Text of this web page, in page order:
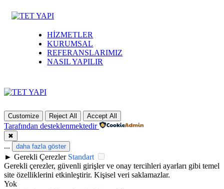
HİZMETLER
KURUMSAL
REFERANSLARIMIZ
NASIL YAPILIR
Customize Reject All Accept All
Tarafından desteklenmektedir
✖
... daha fazla göster
► Gerekli Çerezler Standart
Gerekli çerezler, güvenli girişler ve onay tercihleri ayarları gibi temel
site özelliklerini etkinleştirir. Kişisel veri saklamazlar.
Yok